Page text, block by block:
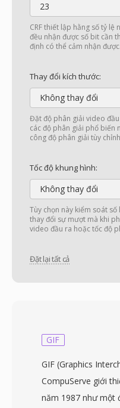
23
CRF thiết lập hằng số tỷ lệ
đều nhận được số bit cần
định có thể cảm nhận được.
Thay đổi kích thước:
Không thay đổi
Đặt độ phân giải video
các độ phân giải phổ biến
công độ phân giải tùy
Tốc độ khung hình:
Không thay đổi
Tùy chọn này kiểm soát
thay đổi sự mượt mà khi
video đầu ra hoặc tốc độ
Đặt lại tất cả
GIF
GIF (Graphics
CompuServe giới
năm 1987 như một